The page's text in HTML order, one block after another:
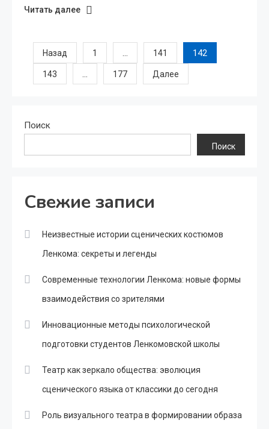
Читать далее
Пагинация
записей
Назад 1 … 141 142
143 … 177 Далее
Поиск
Поиск
Свежие записи
Неизвестные истории сценических костюмов
Ленкома: секреты и легенды
Современные технологии Ленкома: новые формы
взаимодействия со зрителями
Инновационные методы психологической
подготовки студентов Ленкомовской школы
Театр как зеркало общества: эволюция
сценического языка от классики до сегодня
Роль визуального театра в формировании образа